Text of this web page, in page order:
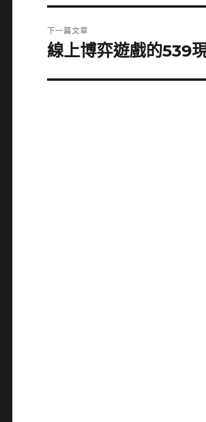
篇
文
章:
下一篇文章
下
篇
線上博弈遊戲的539